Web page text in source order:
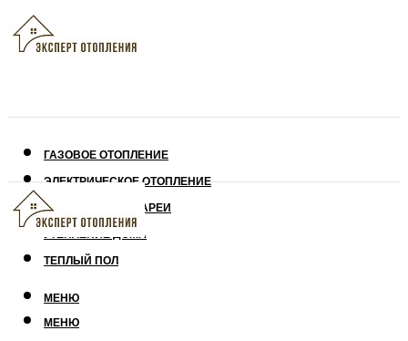
ГАЗОВОЕ ОТОПЛЕНИЕ
ЭЛЕКТРИЧЕСКОЕ ОТОПЛЕНИЕ
СОЛНЕЧНЫЕ БАТАРЕИ
УТЕПЛЕНИЕ ДОМА
ТЕПЛЫЙ ПОЛ
МЕНЮ
МЕНЮ